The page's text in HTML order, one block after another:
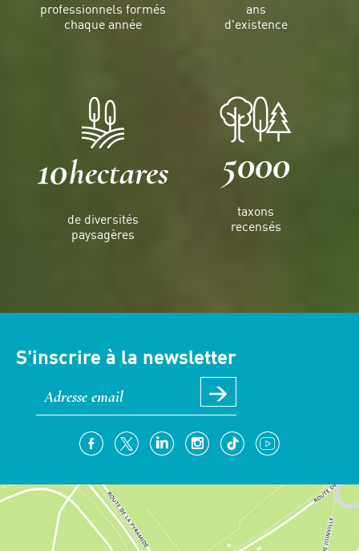
professionnels formés
chaque année
ans
d'existence
10hectares
de diversités
paysagères
5000
taxons
recensés
S'inscrire à la newsletter